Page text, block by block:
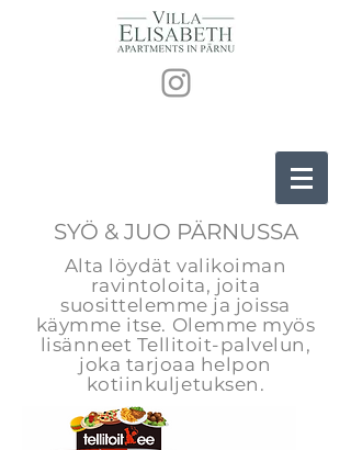
SYÖ & JUO PÄRNUSSA
Alta löydät valikoiman
ravintoloita, joita
suosittelemme ja joissa
käymme itse. Olemme myös
lisänneet Tellitoit-palvelun,
joka tarjoaa helpon
kotiinkuljetuksen.